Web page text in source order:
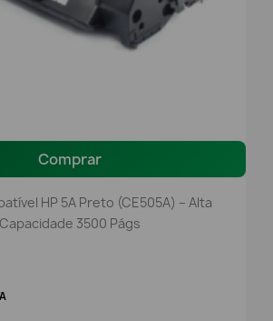
Comprar
HP 5A Preto (CE505A) – Alta
Capacidade 3500 Págs